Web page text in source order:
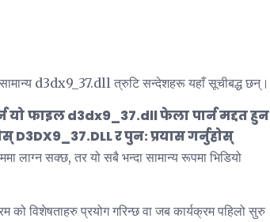
d3dx9_37.dll त्रुटि सन्देशहरू यहाँ सूचीबद्ध छन्।
योफाइल d3dx9_37.dll फेलापार्न मद्दत हुन
D3DX9_37.DLL र पुन: प्रयास गर्नुहोस्
सक्छ, तर यो सबै भन्दा सामान्य रूपमा भिडियो
विशेषताहरु प्रयोग गरिन्छ वा जब कार्यक्रम पहिलो सुरु